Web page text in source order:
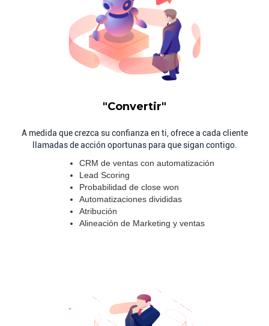
"Convertir"
A medida que crezca su confianza en ti, ofrece a cada cliente
llamadas de acción oportunas para que sigan contigo.
CRM de ventas con automatización
Lead Scoring
Probabilidad de close won
Automatizaciones divididas
Atribución
Alineación de Marketing y ventas